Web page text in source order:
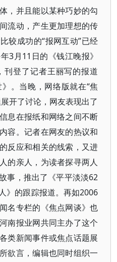
，并且能以某种巧妙的勾
流动，产生更加理想的传
较成功的“报网互动”已经
3月11日的《钱江晚报》
刊登了记者王丽写的报道
。当晚，网络版就在“焦
开了讨论，网友表现出了
息在报纸和网络之间不断
容。记者在网友的热议和
反应和相关的线索，又进
的亲人，为读者探寻两人
事，推出了《平平淡淡62
》的跟踪报道。再如2006
名专栏的《焦点网谈》也
南报业网共同主办了这个
类新闻事件或焦点话题展
欲言，编辑也同时组织一